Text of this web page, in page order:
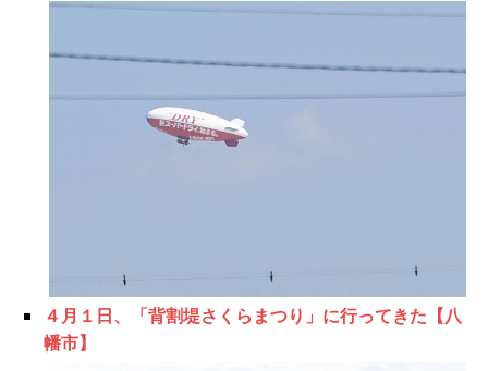
４月１日、「背割堤さくらまつり」に行ってきた【八
幡市】